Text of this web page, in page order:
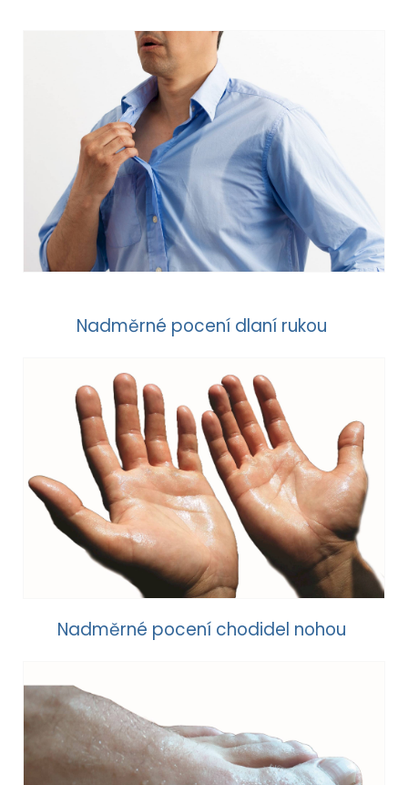
Nadměrné pocení dlaní rukou
Nadměrné pocení chodidel nohou